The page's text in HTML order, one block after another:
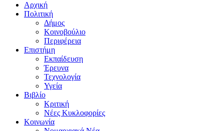
Αρχική
Πολιτική
Δήμος
Κοινοβούλιο
Περιφέρεια
Επιστήμη
Εκπαίδευση
Έρευνα
Τεχνολογία
Υγεία
Βιβλίο
Κριτική
Νέες Κυκλοφορίες
Κοινωνία